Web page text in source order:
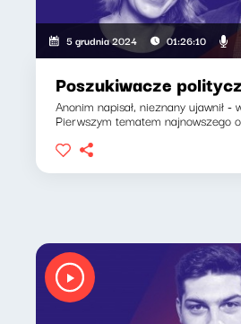
5 grudnia 2024 01:26:10
Poszukiwacze
Anonim napisał, nieznany ujawnił -
Pierwszym tematem najnowszego